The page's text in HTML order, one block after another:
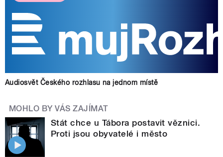
Audiosvět Českého rozhlasu na jednom místě
MOHLO BY VÁS ZAJÍMAT
Stát chce u Tábora postavit věznici.
Proti jsou obyvatelé i město